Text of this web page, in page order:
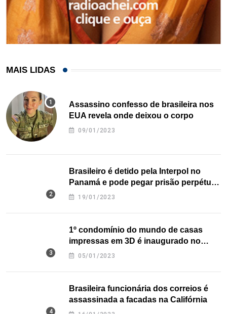
MAIS LIDAS
Assassino confesso de brasileira nos
EUA revela onde deixou o corpo
09/01/2023
Brasileiro é detido pela Interpol no
Panamá e pode pegar prisão perpétua
nos EUA
19/01/2023
1º condomínio do mundo de casas
impressas em 3D é inaugurado no
Texas
05/01/2023
Brasileira funcionária dos correios é
assassinada a facadas na Califórnia